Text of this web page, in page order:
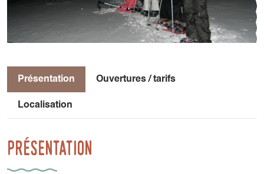
Présentation Ouvertures / tarifs
Localisation
Présentation